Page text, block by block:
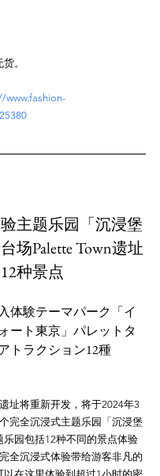
www.fashion-
主题乐园「沉浸堡
场Palette Town遗址
种景点
体験テーマパーク「イ
ート東京」パレットタ
址将重新开发，将于2024年3
完全沉浸式主题乐园「沉浸堡
乐园包括12种不同的景点体验
全沉浸式体验带给游客非凡的